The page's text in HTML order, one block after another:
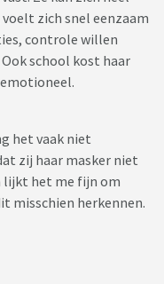
zich snel eenzaam
controle willen
school kost haar
het vaak niet
zij haar masker niet
lijkt het me fijn om
misschien herkennen.